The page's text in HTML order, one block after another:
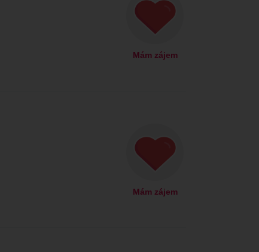
Mám zájem
Mám zájem